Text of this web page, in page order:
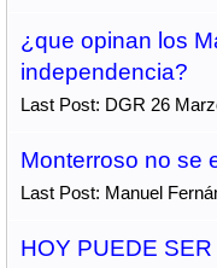
¿que opinan los
independencia?
Last Post: DGR 26
Monterroso no se
Last Post: Manuel
HOY PUEDE